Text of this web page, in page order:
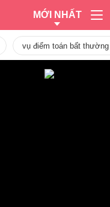
MỚI NHẤT
vụ điểm toán bất